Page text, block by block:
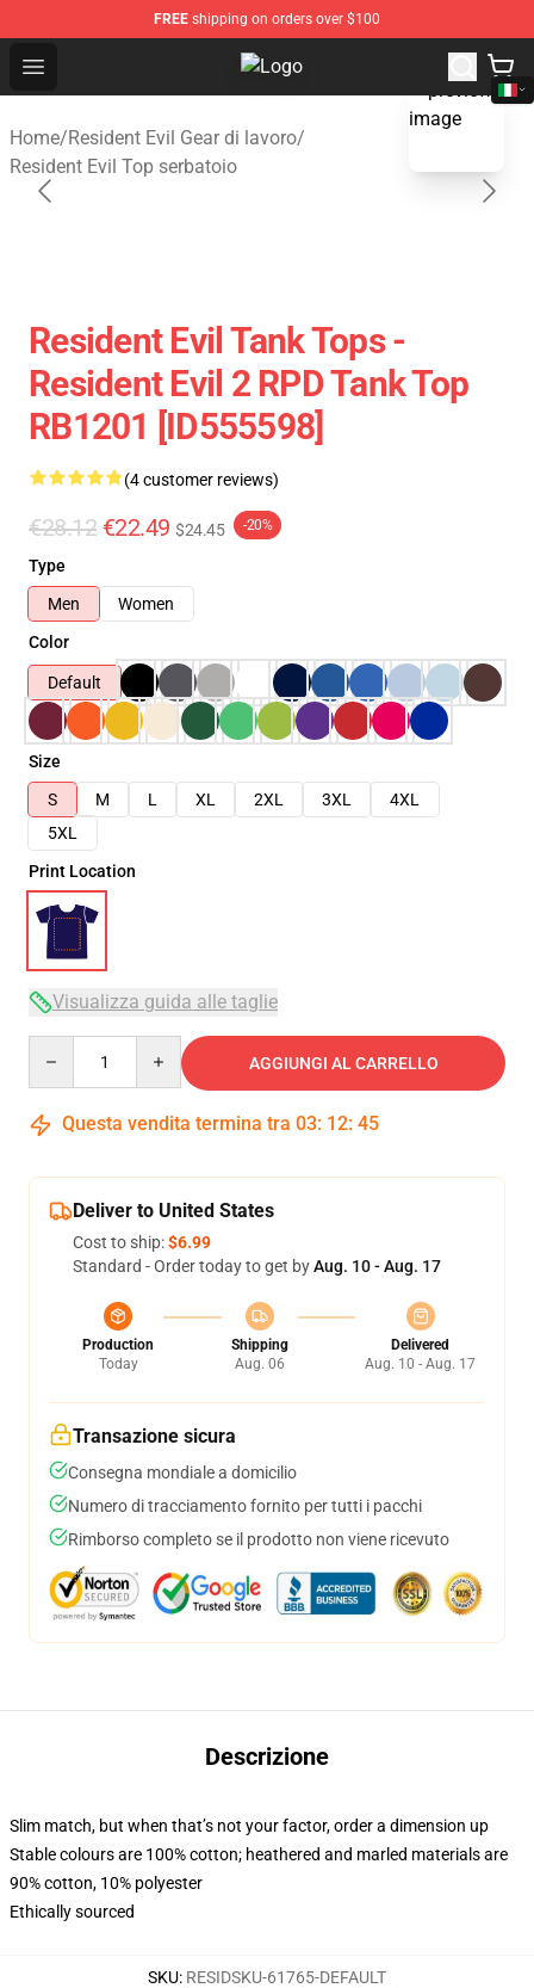
FREE shipping on orders over $100
Open menu Resident Evil Shop - Official
Home/Resident Evil Gear di lavoro/
Resident Evil Top serbatoio
blank template
Resident Evil Tank Tops -
Resident Evil 2 RPD Tank Top
RB1201 [ID555598]
(4 customer reviews)
€28.12 €22.49 $24.45 -20%
Type
Men
Women
Color
Default
Size
S
M L XL 2XL 3XL
4XL
5XL
Print Location
Visualizza guida alle taglie
AGGIUNGI AL CARRELLO
Questa vendita termina tra 03: 12: 44
Deliver to United States
Cost to ship:$6.99
Standard - Order today to get byAug. 10 - Aug. 17
Production
Today
Shipping
Aug. 06
Delivered
Aug. 10 - Aug. 17
Transazione sicura
Consegna mondiale a domicilio
Numero di tracciamento fornito per tutti i pacchi
Rimborso completo se il prodotto non viene ricevuto
Descrizione
Slim match, but when that’s not your factor, order a dimension up
Stable colours are 100% cotton; heathered and marled materials are
90% cotton, 10% polyester
Ethically sourced
SKU: RESIDSKU-61765-DEFAULT